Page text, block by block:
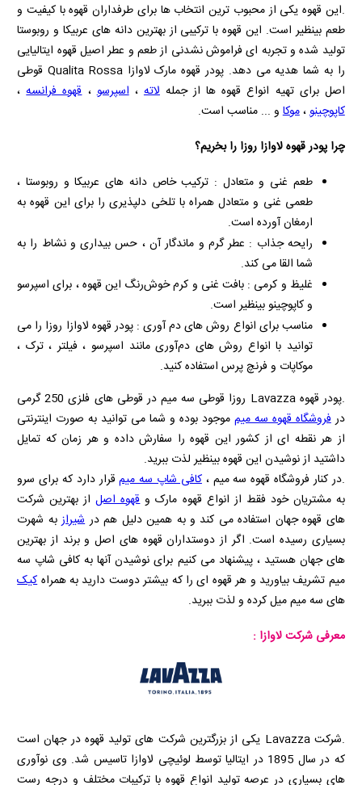
.این قهوه یکی از محبوب‌ ترین انتخاب‌ ها برای طرفداران قهوه با کیفیت و
طعم بینظیر است. این قهوه با ترکیبی از بهترین دانه‌ های عربیکا و روبوستا
تولید شده و تجربه‌ ای فراموش‌ نشدنی از طعم و عطر اصیل قهوه ایتالیایی
را به شما هدیه می‌ دهد. پودر قهوه مارک لاوازاQualita Rossaقوطی
اصل برای تهیه انواع قهوه ها از جملهلاته ،اسپرسو،قهوه فرانسه،
کاپوچینو،موکاو ... مناسب است.
چرا پودر قهوه لاوازا روزا را بخریم؟
طعم غنی و متعادل : ترکیب خاص دانه‌ های عربیکا و روبوستا ،
طعمی غنی و متعادل همراه با تلخی دلپذیری را برای این قهوه به
ارمغان آورده است.
رایحه جذاب : عطر گرم و ماندگار آن ، حس بیداری و نشاط را به
شما القا می‌ کند.
غلیظ و کرمی : بافت غنی و کرم خوش‌رنگ این قهوه ، برای اسپرسو
و کاپوچینو بینظیر است.
مناسب برای انواع روش‌ های دم‌ آوری : پودر قهوه لاوازا روزا را می‌
توانید با انواع روش‌ های دم‌آوری مانند اسپرسو ، فیلتر ، ترک ،
موکاپات و فرنچ پرس استفاده کنید.
.پودر قهوه Lavazza روزا قوطی سه میم در قوطی های فلزی 250 گرمی
درفروشگاه قهوه سه میم موجود بوده و شما می توانید به صورت اینترنتی
از هر نقطه ای از کشور این قهوه را سفارش داده و هر زمان که تمایل
داشتید از نوشیدن این قهوه بینظیر لذت ببرید.
.در کنار فروشگاه قهوه سه میم ،کافی شاپ سه میمقرار دارد که برای سرو
به مشتریان خود فقط از انواع قهوه مارک وقهوه اصلاز بهترین شرکت
های قهوه جهان استفاده می کند و به همین دلیل هم درشیرازبه شهرت
بسیاری رسیده است. اگر از دوستداران قهوه های اصل و برند از بهترین
های جهان هستید ، پیشنهاد می کنیم برای نوشیدن آنها به کافی شاپ سه
میم تشریف بیاورید و هر قهوه ای را که بیشتر دوست دارید به همراهکیک
های سه میم میل کرده و لذت ببرید.
معرفی شرکت لاوازا :
.شرکتLavazza یکی از بزرگترین شرکت های تولید قهوه در جهان است
که در سال 1895 در ایتالیا توسط لوئیچی لاوازا تاسیس شد. وی نوآوری
های بسیاری در عرصه تولید انواع قهوه با ترکیبات مختلف و درجه رست